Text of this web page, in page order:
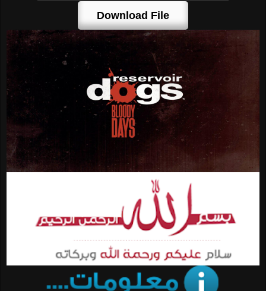
Download File